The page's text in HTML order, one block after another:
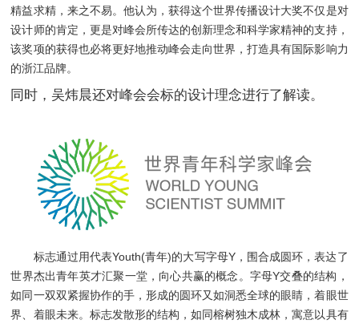
精益求精，来之不易。他认为，获得这个世界传播设计大奖不仅是对
设计师的肯定，更是对峰会所传达的创新理念和科学家精神的支持，
该奖项的获得也必将更好地推动峰会走向世界，打造具有国际影响力
的浙江品牌。
同时，吴炜晨还对峰会会标的设计理念进行了解读。
标志通过用代表Youth(青年)的大写字母Y，围合成圆环，表达了
世界杰出青年英才汇聚一堂，向心共赢的概念。字母Y交叠的结构，
如同一双双紧握协作的手，形成的圆环又如洞悉全球的眼睛，着眼世
界、着眼未来。标志发散形的结构，如同榕树独木成林，寓意以具有